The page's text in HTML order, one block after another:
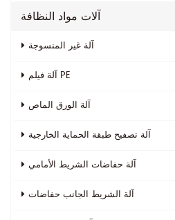
آلات مواد النظافة
آلة غير المنسوجة
آلة فيلم PE
آلة الورق الماص
آلة تصفيح طبقة الحماية الخارجية
آلة حفاضات الشريط الأمامي
آلة الشريط الجانب حفاضات